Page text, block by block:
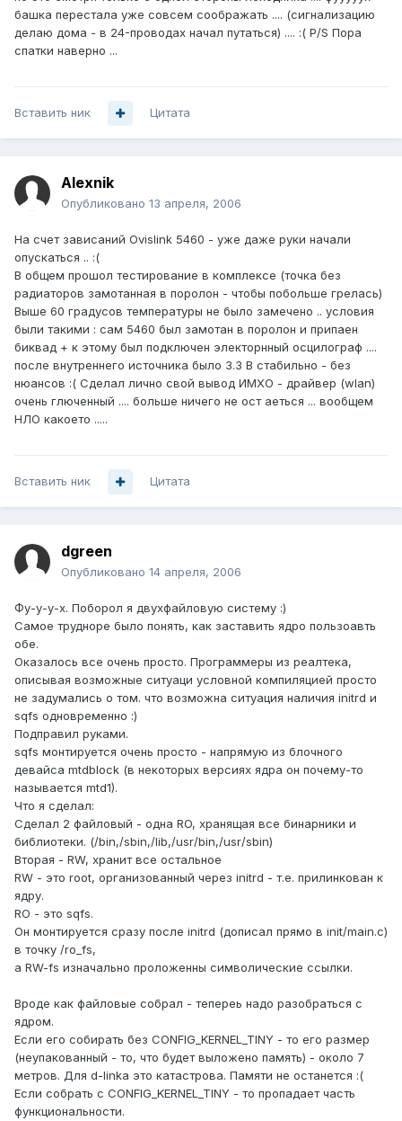
башка перестала уже совсем соображать .... (сигнализацию
делаю дома - в 24-проводах начал путаться) .... :( P/S Пора
спатки наверно ...
Вставить ник Цитата
Alexnik
Опубликовано 13 апреля, 2006
На счет зависаний Ovislink 5460 - уже даже руки начали
опускаться .. :(
В общем прошол тестирование в комплексе (точка без
радиаторов замотанная в поролон - чтобы побольше грелась)
Выше 60 градусов температуры не было замечено .. условия
были такими : сам 5460 был замотан в поролон и припаен
биквад + к этому был подключен электорнный осцилограф ....
после внутреннего источника было 3.3 В стабильно - без
нюансов :( Сделал лично свой вывод ИМХО - драйвер (wlan)
очень глюченный .... больше ничего не ост аеться ... вообщем
НЛО какоето .....
Вставить ник Цитата
dgreen
Опубликовано 14 апреля, 2006
Фу-у-у-х. Поборол я двухфайловую систему :)
Самое трудноре было понять, как заставить ядро пользоавть
обе.
Оказалось все очень просто. Программеры из реалтека,
описывая возможные ситуаци условной компиляцией просто
не задумались о том. что возможна ситуация наличия initrd и
sqfs одновременно :)
Подправил руками.
sqfs монтируется очень просто - напрямую из блочного
девайса mtdblock (в некоторых версиях ядра он почему-то
называется mtd1).
Что я сделал:
Сделал 2 файловый - одна RO, хранящая все бинарники и
библиотеки. (/bin,/sbin,/lib,/usr/bin,/usr/sbin)
Вторая - RW, хранит все остальное
RW - это root, организованный через initrd - т.е. прилинкован к
ядру.
RO - это sqfs.
Он монтируется сразу после initrd (дописал прямо в init/main.c)
в точку /ro_fs,
а RW-fs изначально проложенны символические ссылки.
Вроде как файловые собрал - тепереь надо разобраться с
ядром.
Если его собирать без CONFIG_KERNEL_TINY - то его размер
(неупакованный - то, что будет выложено память) - около 7
метров. Для d-linka это катастрова. Памяти не останется :(
Если собрать с CONFIG_KERNEL_TINY - то пропадает часть
функциональности.